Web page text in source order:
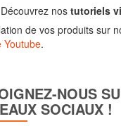
Découvrez nos tutoriels
de vos produits sur
Youtube.
NOUS
SOCIAUX !